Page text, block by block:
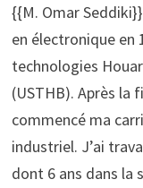
{{M. Omar
en électronique en
technologies
(USTHB). Après la
commencé ma
industriel. J’ai
dont 6 ans dans la